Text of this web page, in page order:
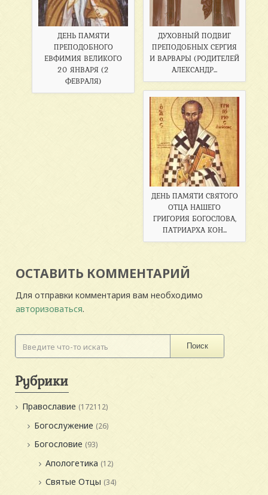
ДЕНЬ ПАМЯТИ
ПРЕПОДОБНОГО
ЕВФИМИЯ ВЕЛИКОГО
20 ЯНВАРЯ (2
ФЕВРАЛЯ)
ДУХОВНЫЙ ПОДВИГ
ПРЕПОДОБНЫХ СЕРГИЯ
И ВАРВАРЫ (РОДИТЕЛЕЙ
АЛЕКСАНДР...
ДЕНЬ ПАМЯТИ СВЯТОГО
ОТЦА НАШЕГО
ГРИГОРИЯ БОГОСЛОВА,
ПАТРИАРХА КОН...
ОСТАВИТЬ КОММЕНТАРИЙ
Для отправки комментария вам необходимо
авторизоваться.
Поиск
Рубрики
Православие (172112)
Богослужение (26)
Богословие (93)
Апологетика (12)
Святые Отцы (34)